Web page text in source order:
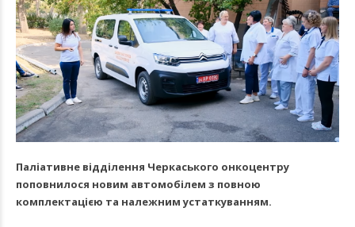
Паліативне відділення Черкаського онкоцентру
поповнилося новим автомобілем з повною
комплектацією та належним устаткуванням.